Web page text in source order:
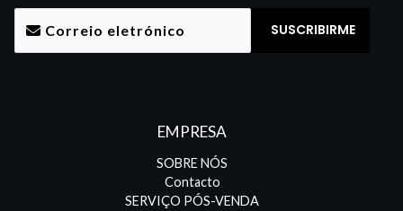
EMPRESA
SOBRE NÓS
Contacto
SERVIÇO PÓS-VENDA